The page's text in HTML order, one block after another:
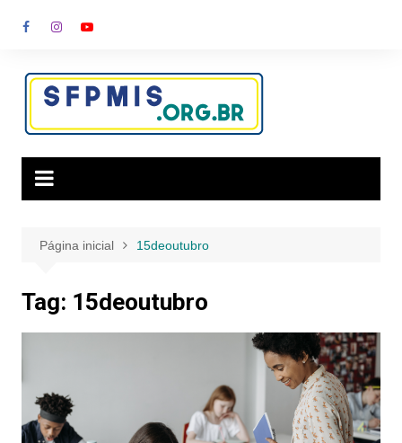
para
conteúdo
Página inicial 15deoutubro
Tag: 15deoutubro